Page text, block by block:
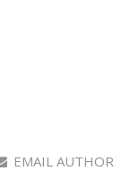
EMAIL AUTHOR